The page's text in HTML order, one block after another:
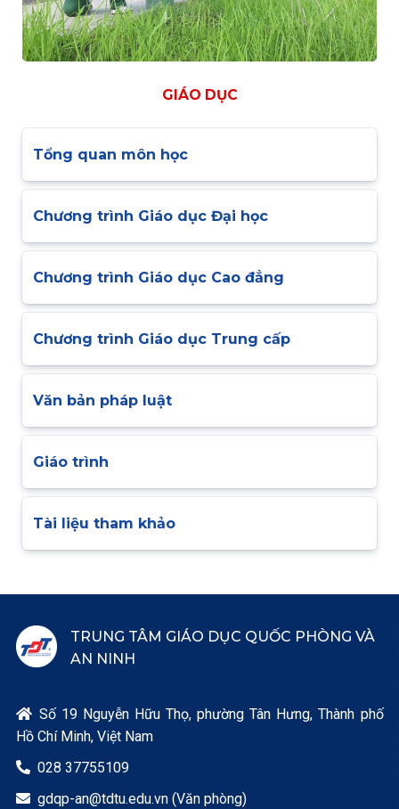
GIÁO DỤC
Tổng quan môn học
Chương trình Giáo dục Đại học
Chương trình Giáo dục Cao đẳng
Chương trình Giáo dục Trung cấp
Văn bản pháp luật
Giáo trình
Tài liệu tham khảo
TRUNG TÂM GIÁO DỤC QUỐC PHÒNG VÀ
AN NINH
 Số 19 Nguyễn Hữu Thọ, phường Tân Hưng, Thành phố
Hồ Chí Minh, Việt Nam
 028 37755109
 gdqp-an@tdtu.edu.vn (Văn phòng)